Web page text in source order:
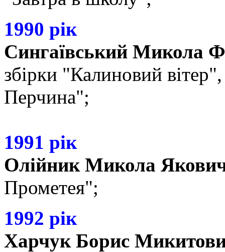
1990 рік
Сингаївський Микола
збірки "Калиновий
Перчина";
1991 рік
Олійник Микола
Прометея";
1992 рік
Харчук Борис